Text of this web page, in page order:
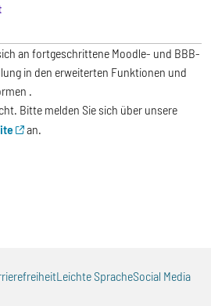
an fortgeschrittene Moodle- und BBB-
in den erweiterten Funktionen und
.
Bitte melden Sie sich über unsere
an.
Leichte SpracheSocial Media